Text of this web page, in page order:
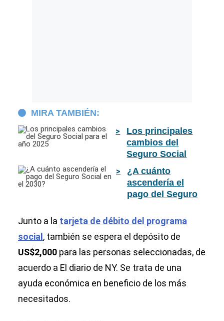
MIRA TAMBIÉN:
Los principales
cambios del
Seguro Social
para el año 2025
¿A cuánto
ascendería el
pago del Seguro
Junto a la tarjeta de débito del programa
social , también se espera el depósito de
US$2,000 para las personas seleccionadas, de
acuerdo a El diario de NY. Se trata de una
ayuda económica en beneficio de los más
necesitados.